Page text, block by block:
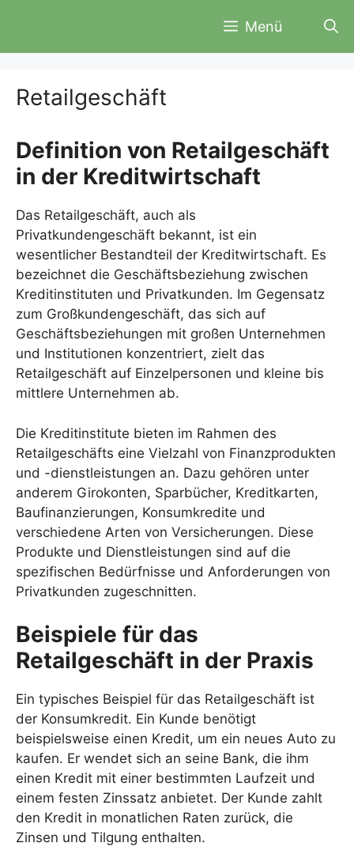
Menü
Retailgeschäft
Definition von Retailgeschäft
in der Kreditwirtschaft
Das Retailgeschäft, auch als
Privatkundengeschäft bekannt, ist ein
wesentlicher Bestandteil der Kreditwirtschaft. Es
bezeichnet die Geschäftsbeziehung zwischen
Kreditinstituten und Privatkunden. Im Gegensatz
zum Großkundengeschäft, das sich auf
Geschäftsbeziehungen mit großen Unternehmen
und Institutionen konzentriert, zielt das
Retailgeschäft auf Einzelpersonen und kleine bis
mittlere Unternehmen ab.
Die Kreditinstitute bieten im Rahmen des
Retailgeschäfts eine Vielzahl von Finanzprodukten
und -dienstleistungen an. Dazu gehören unter
anderem Girokonten, Sparbücher, Kreditkarten,
Baufinanzierungen, Konsumkredite und
verschiedene Arten von Versicherungen. Diese
Produkte und Dienstleistungen sind auf die
spezifischen Bedürfnisse und Anforderungen von
Privatkunden zugeschnitten.
Beispiele für das
Retailgeschäft in der Praxis
Ein typisches Beispiel für das Retailgeschäft ist
der Konsumkredit. Ein Kunde benötigt
beispielsweise einen Kredit, um ein neues Auto zu
kaufen. Er wendet sich an seine Bank, die ihm
einen Kredit mit einer bestimmten Laufzeit und
einem festen Zinssatz anbietet. Der Kunde zahlt
den Kredit in monatlichen Raten zurück, die
Zinsen und Tilgung enthalten.